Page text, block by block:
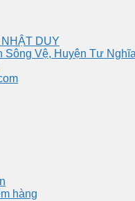
DUY
Sông Vệ, Huyện Tư
hàng